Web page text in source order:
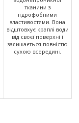
тканини з
гідрофобними
властивостями. Вона
відштовхує краплі води
від своєї поверхні і
залишається повністю
сухою всередині.